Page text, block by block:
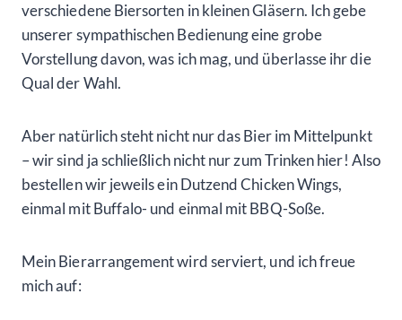
verschiedene Biersorten in kleinen Gläsern. Ich gebe
unserer sympathischen Bedienung eine grobe
Vorstellung davon, was ich mag, und überlasse ihr die
Qual der Wahl.
Aber natürlich steht nicht nur das Bier im Mittelpunkt
– wir sind ja schließlich nicht nur zum Trinken hier! Also
bestellen wir jeweils ein Dutzend Chicken Wings,
einmal mit Buffalo- und einmal mit BBQ-Soße.
Mein Bierarrangement wird serviert, und ich freue
mich auf: